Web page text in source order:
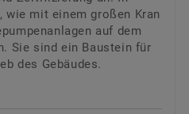
wie mit einem großen Kran
auf dem
Sie sind ein Baustein für
des Gebäudes.